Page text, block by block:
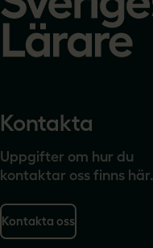
Kontakta
Uppgifter om hur du
kontaktar oss finns här.
Kontakta oss